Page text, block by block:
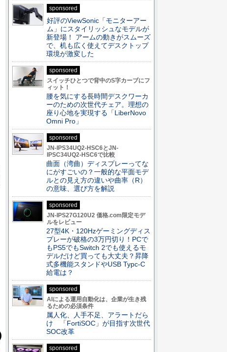
sponsored
好評のViewSonic「モニターアー
ム」にスタイリッシュなモデルが
新登場！ アームの動きがスムーズ
で、机も広く使えてデスクトップ
環境が激変した
sponsored
スイッチひとつで背中のS字カーブにフ
ィット！
腰を気にする長時間デスクワーカ
ーのための次世代チェア。理想の
座り心地を実現する「LiberNovo
Omni Pro」
sponsored
JN-IPS34UQ2-HSC6とJN-
IPSC34UQ2-HSC6で比較
曲面（湾曲）ディスプレーってな
にがすごいの？一般的な平面モデ
ルとの見え方の違いや曲率（R）
の意味、選び方を解説
sponsored
JN-IPS27G120U2 価格.com限定モデ
ルをレビュー
27型4K・120Hzゲーミングディス
プレーが破格の3万円切り！PCで
もPS5でもSwitch 2でも使えるモ
デルだけど買っても大丈夫？昇降
式多機能スタンドやUSB Typc-C
給電は？
sponsored
AIによる運用自動化は、企業が生き残
るための必須条件
属人化、人手不足、アラートだら
け 「FortiSOC」が目指す次世代
SOC改革
sponsored